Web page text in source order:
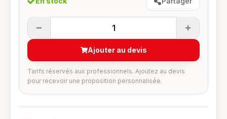
1
Ajouter au devis
Tarifs réservés aux professionnels. Ajoutez au devis
pour recevoir une proposition personnalisée.